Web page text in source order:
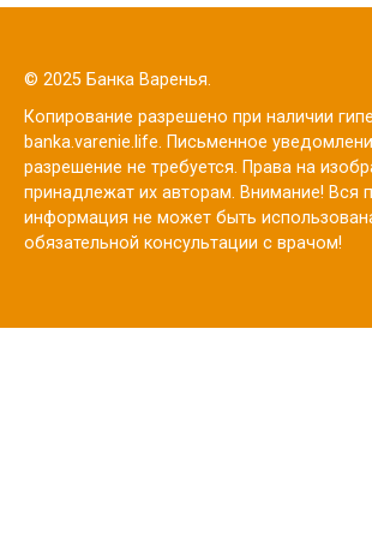
© 2025 Банка Варенья.
Копирование разрешено при наличии
banka.varenie.life. Письменное
разрешение не требуется. Права на
принадлежат их авторам. Внимание! Вся
информация не может быть
обязательной консультации с врачом!